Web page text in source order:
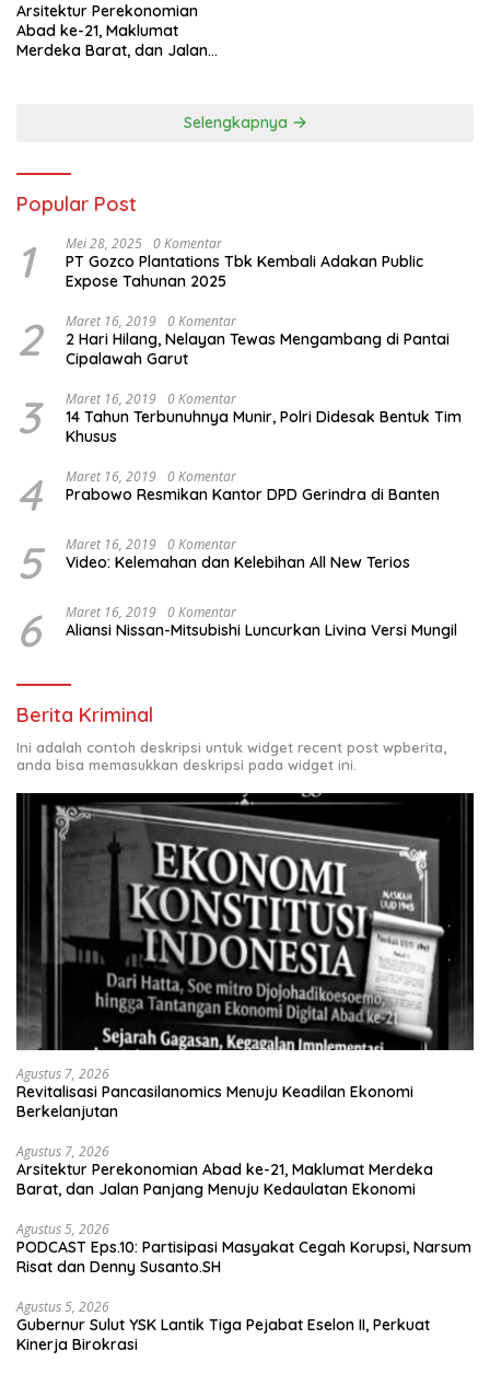
Arsitektur Perekonomian
Abad ke-21, Maklumat
Merdeka Barat, dan Jalan
Selengkapnya
Popular Post
1 Mei 28, 2025 0 Komentar
PT Gozco Plantations Tbk Kembali Adakan Public
Expose Tahunan 2025
2 Maret 16, 2019 0 Komentar
2 Hari Hilang, Nelayan Tewas Mengambang di Pantai
Cipalawah Garut
3 Maret 16, 2019 0 Komentar
14 Tahun Terbunuhnya Munir, Polri Didesak Bentuk Tim
Khusus
4 Maret 16, 2019 0 Komentar
Prabowo Resmikan Kantor DPD Gerindra di Banten
5 Maret 16, 2019 0 Komentar
Video: Kelemahan dan Kelebihan All New Terios
6 Maret 16, 2019 0 Komentar
Aliansi Nissan-Mitsubishi Luncurkan Livina Versi Mungil
Berita Kriminal
Ini adalah contoh deskripsi untuk widget recent post wpberita,
anda bisa memasukkan deskripsi pada widget ini.
Agustus 7, 2026
Revitalisasi Pancasilanomics Menuju Keadilan Ekonomi
Berkelanjutan
Agustus 7, 2026
Arsitektur Perekonomian Abad ke-21, Maklumat Merdeka
Barat, dan Jalan Panjang Menuju Kedaulatan Ekonomi
Agustus 5, 2026
PODCAST Eps.10: Partisipasi Masyakat Cegah Korupsi, Narsum
Risat dan Denny Susanto.SH
Agustus 5, 2026
Gubernur Sulut YSK Lantik Tiga Pejabat Eselon II, Perkuat
Kinerja Birokrasi